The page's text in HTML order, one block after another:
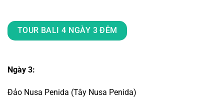
TOUR BALI 4 NGÀY 3 ĐÊM
Ngày 3:
Đảo Nusa Penida (Tây Nusa Penida)